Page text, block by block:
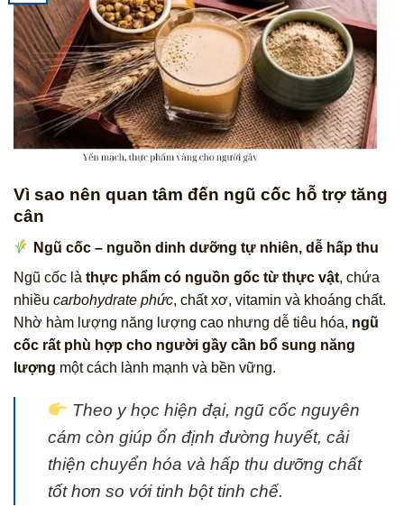
Vì sao nên quan tâm đến ngũ cốc hỗ trợ tăng
cân
Ngũ cốc – nguồn dinh dưỡng tự nhiên, dễ hấp thu
Ngũ cốc là thực phẩm có nguồn gốc từ thực vật, chứa
nhiều carbohydrate phức, chất xơ, vitamin và khoáng chất.
Nhờ hàm lượng năng lượng cao nhưng dễ tiêu hóa, ngũ
cốc rất phù hợp cho người gầy cần bổ sung năng
lượng một cách lành mạnh và bền vững.
Theo y học hiện đại, ngũ cốc nguyên
cám còn giúp ổn định đường huyết, cải
thiện chuyển hóa và hấp thu dưỡng chất
tốt hơn so với tinh bột tinh chế.